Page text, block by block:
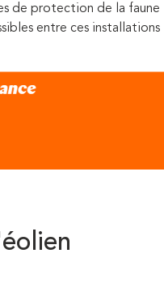
de protection de la faune
entre ces installations